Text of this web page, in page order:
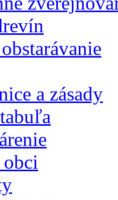
a zásady